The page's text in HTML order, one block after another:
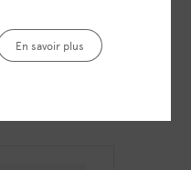
En savoir plus